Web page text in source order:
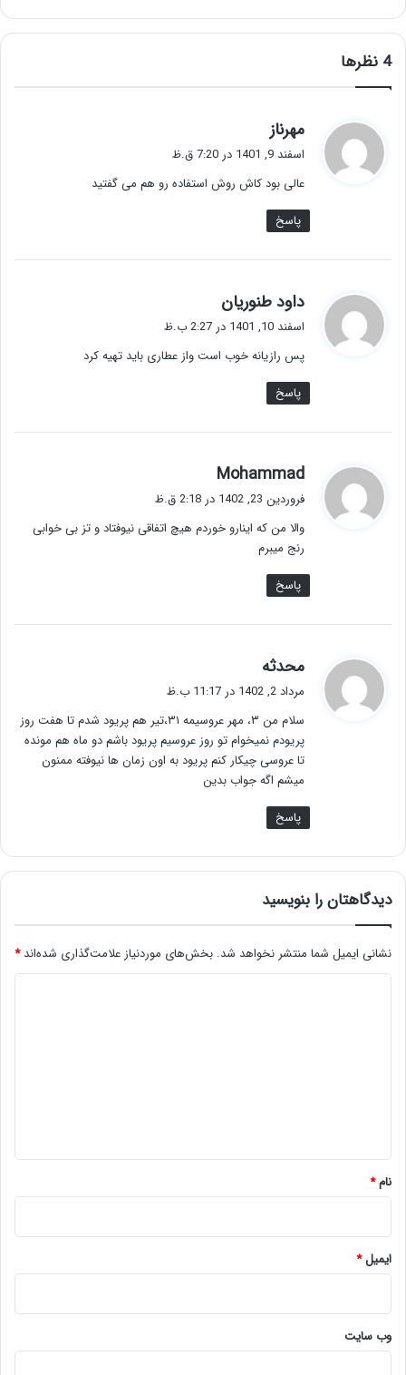
‫4 نظرها
مهرناز
ف
:
اسفند 9, 1401 در 7:20 ق.ظ
عالی بود کاش روش استفاده رو هم می گفتید
پاسخ
داود طنوریان
ت
:
اسفند 10, 1401 در 2:27 ب.ظ
پس رازیانه خوب است واز عطاری باید تهیه کرد
پاسخ
Mohammad
ت
:
فروردین 23, 1402 در 2:18 ق.ظ
والا من که اینارو خوردم هیچ اتفاقی نیوفتاد و تز بی خوابی
رنج میبرم
پاسخ
محدثه
ف
مرداد 2, 1402 در 11:17 ب.ظ
سلام من ۳، مهر عروسیمه ۳۱،تیر هم پریود شدم تا هفت روز
پریودم نمیخوام تو روز عروسیم پریود باشم دو ماه هم مونده
تا عروسی چیکار کنم پریود به اون زمان ها نیوفته ممنون
میشم اگه جواب بدین
پاسخ
دیدگاهتان را بنویسید
نشانی ایمیل شما منتشر نخواهد شد. بخش‌های موردنیاز علامت‌گذاری شده‌اند*
نام*
ایمیل*
وب‌ سایت